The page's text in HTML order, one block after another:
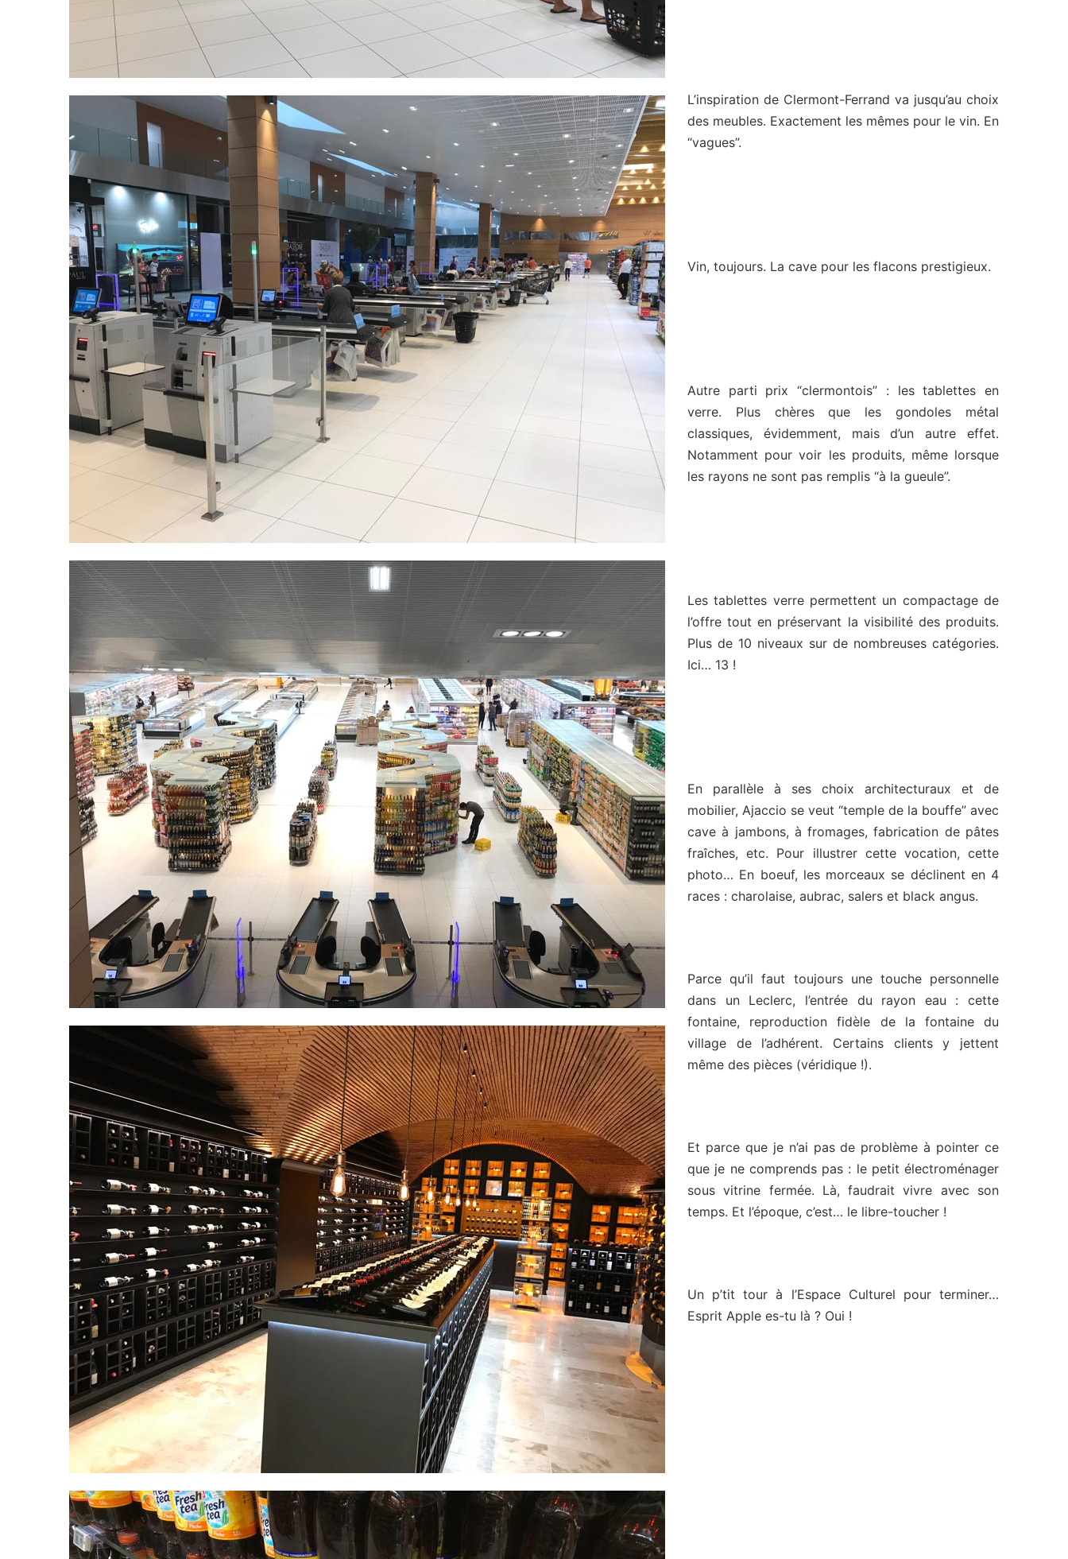
L’inspiration de Clermont-Ferrand va jusqu’au choix
des meubles. Exactement les mêmes pour le vin. En
“vagues”.
Vin, toujours. La cave pour les flacons prestigieux.
Autre parti prix “clermontois” : les tablettes en
verre. Plus chères que les gondoles métal
classiques, évidemment, mais d’un autre effet.
Notamment pour voir les produits, même lorsque
les rayons ne sont pas remplis “à la gueule”.
Les tablettes verre permettent un compactage de
l’offre tout en préservant la visibilité des produits.
Plus de 10 niveaux sur de nombreuses catégories.
Ici… 13 !
En parallèle à ses choix architecturaux et de
mobilier, Ajaccio se veut “temple de la bouffe” avec
cave à jambons, à fromages, fabrication de pâtes
fraîches, etc. Pour illustrer cette vocation, cette
photo… En boeuf, les morceaux se déclinent en 4
races : charolaise, aubrac, salers et black angus.
Parce qu’il faut toujours une touche personnelle
dans un Leclerc, l’entrée du rayon eau : cette
fontaine, reproduction fidèle de la fontaine du
village de l’adhérent. Certains clients y jettent
même des pièces (véridique !).
Et parce que je n’ai pas de problème à pointer ce
que je ne comprends pas : le petit électroménager
sous vitrine fermée. Là, faudrait vivre avec son
temps. Et l’époque, c’est… le libre-toucher !
Un p’tit tour à l’Espace Culturel pour terminer…
Esprit Apple es-tu là ? Oui !